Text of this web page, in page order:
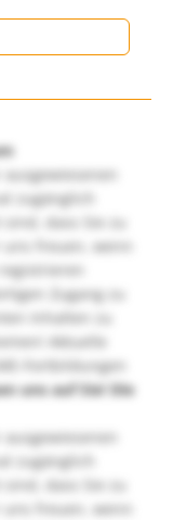
zugänglich
dass Sie zu
freuen, wenn
Zugang zu
Inhalten zu
Aktuelle
Fortbildungen
uns auf Sie! Die
zugänglich
dass Sie zu
freuen, wenn